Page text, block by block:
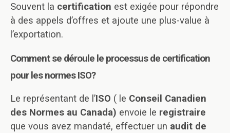
Souvent la certification est exigée pour répondre
à des appels d’offres et ajoute une plus-value à
l’exportation.
Comment se déroule le processus de certification
pour les normes ISO?
Le représentant de l’ISO ( le Conseil Canadien
des Normes au Canada) envoie le registraire
que vous avez mandaté, effectuer un audit de